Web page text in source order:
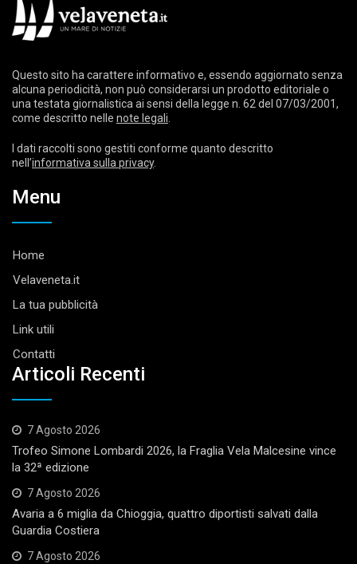
Questo sito ha carattere informativo e, essendo aggiornato senza
alcuna periodicità, non può considerarsi un prodotto editoriale o
una testata giornalistica ai sensi della legge n. 62 del 07/03/2001,
come descritto nelle note legali.
I dati raccolti sono gestiti conforme quanto descritto
nell’informativa sulla privacy.
Menu
Home
Velaveneta.it
La tua pubblicità
Link utili
Contatti
Articoli Recenti
7 Agosto 2026
Trofeo Simone Lombardi 2026, la Fraglia Vela Malcesine vince
la 32ª edizione
7 Agosto 2026
Avaria a 6 miglia da Chioggia, quattro diportisti salvati dalla
Guardia Costiera
7 Agosto 2026